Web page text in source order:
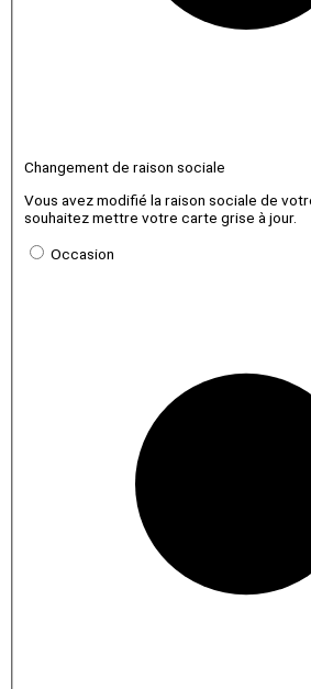
Changement de raison sociale
Vous avez modifié la raison sociale de
souhaitez mettre votre carte grise à jour.
Occasion